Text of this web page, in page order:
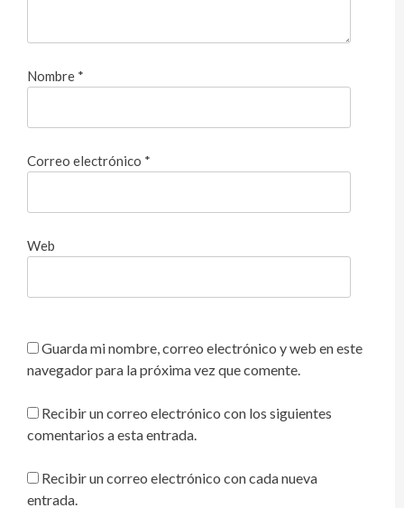
Nombre *
Correo electrónico *
Web
Guarda mi nombre, correo electrónico y web en este
navegador para la próxima vez que comente.
Recibir un correo electrónico con los siguientes
comentarios a esta entrada.
Recibir un correo electrónico con cada nueva
entrada.